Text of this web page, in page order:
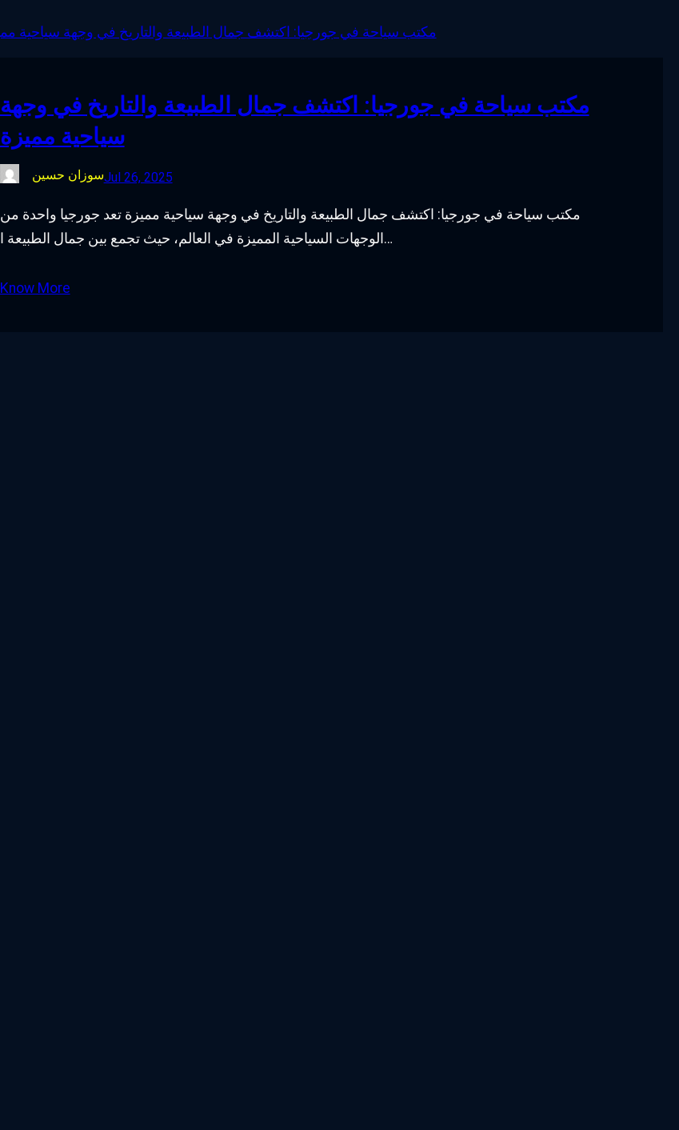
مكتب سياحة في جورجيا: اكتشف جمال الطبيعة والتاريخ في وجهة
سياحية مميزة
سوزان حسينJul 26, 2025
مكتب سياحة في جورجيا: اكتشف جمال الطبيعة والتاريخ في وجهة سياحية مميزة تعد جورجيا واحدة من
الوجهات السياحية المميزة في العالم، حيث تجمع بين جمال الطبيعة ا…
Know More